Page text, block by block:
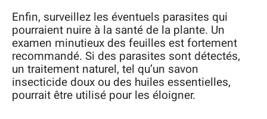
Enfin, surveillez les éventuels parasites qui
pourraient nuire à la santé de la plante. Un
examen minutieux des feuilles est fortement
recommandé. Si des parasites sont détectés,
un traitement naturel, tel qu’un savon
insecticide doux ou des huiles essentielles,
pourrait être utilisé pour les éloigner.